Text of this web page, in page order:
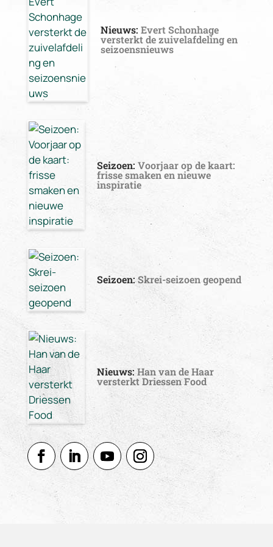
Nieuws: Evert Schonhage
versterkt de zuivelafdeling en
seizoensnieuws
Seizoen: Voorjaar op de kaart:
frisse smaken en nieuwe
inspiratie
Seizoen:Skrei-seizoen geopend
Nieuws: Han van de Haar
versterkt Driessen Food